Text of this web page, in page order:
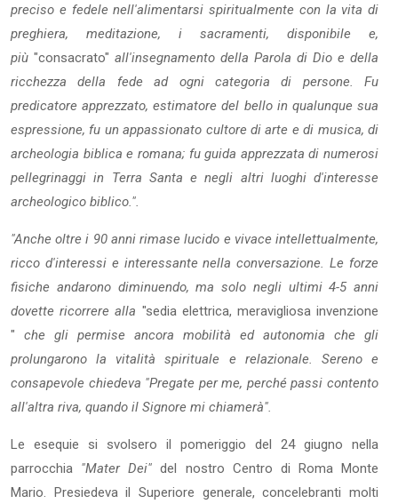
preciso e fedele nell'alimentarsi spiritualmente con la vita di
preghiera, meditazione, i sacramenti, disponibile e,
più "consacrato" all'insegnamento della Parola di Dio e della
ricchezza della fede ad ogni categoria di persone. Fu
predicato­re apprezzato, estimatore del bello in qualunque sua
espressione, fu un appassionato cultore di arte e di musica, di
archeologia biblica e romana; fu guida apprezzata di numerosi
pellegrinaggi in Terra Santa e negli altri luo­ghi d'interesse
archeologico biblico.".
"Anche oltre i 90 anni rimase lucido e vivace intellettualmente,
ricco d'in­teressi e interessante nella conversazione. Le forze
fisiche andarono dimi­nuendo, ma solo negli ultimi 4-5 anni
dovette ricorrere alla "sedia elettrica, meravigliosa invenzione
" che gli permise ancora mobilità ed autonomia che gli
prolungarono la vitalità spirituale e relazionale. Sereno e
consapevole chiedeva "Pregate per me, perché passi contento
all'altra riva, quando il Signore mi chiamerà".
Le esequie si svolsero il pomeriggio del 24 giugno nella
parrocchia "Mater Dei"del nostro Centro di Roma Monte
Mario. Presiedeva il Superiore gene­rale, concelebranti molti